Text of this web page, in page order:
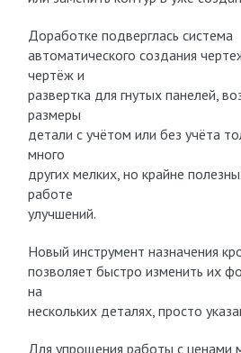
Доработке подверглась система
автоматического создания
чертёж и
развертка для гнутых панелей,
размеры
детали с учётом или без учёта
много
других мелких, но крайне
работе
улучшений.
Новый инструмент назначения
позволяет быстро изменить их
на
нескольких деталях, просто
Для упрощения работы с ценами